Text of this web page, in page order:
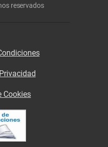
reservados
Cookies